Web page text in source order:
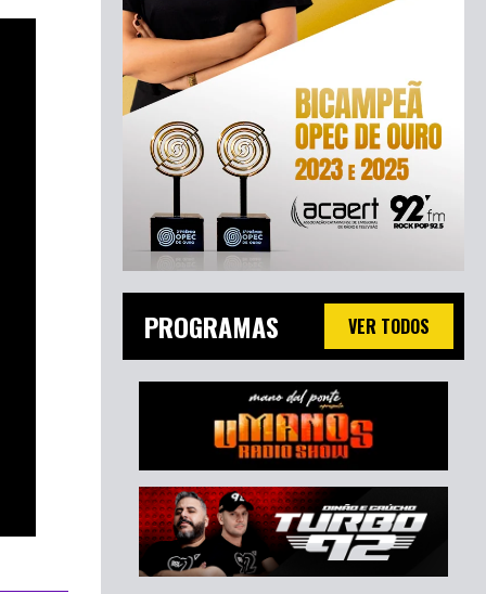
PROGRAMAS VER TODOS